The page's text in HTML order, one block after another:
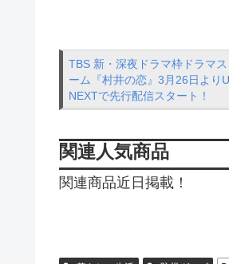
TBS 新・深夜ドラマ枠ドラマス
ーム『村井の恋』3月26日より
NEXTで先行配信スタート！
関連人気商品
関連商品近日掲載！